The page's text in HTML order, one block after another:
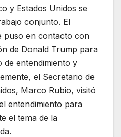
y Estados Unidos se
conjunto. El
puso en contacto con
de Donald Trump para
de entendimiento y
el Secretario de
Marco Rubio, visitó
entendimiento para
el tema de la